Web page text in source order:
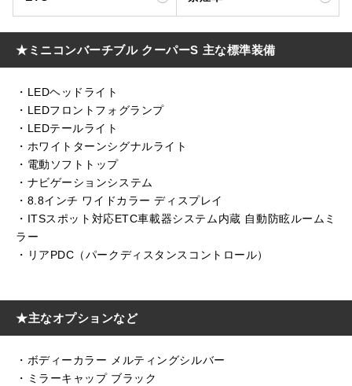
★ミニコンバーチブル クーパーS 主な標準装備
・LEDヘッドライト
・LEDフロントフォグランプ
・LEDテールライト
・ホワイトターンシグナルライト
・電動ソフトトップ
・ナビゲーションシステム
・8.8インチ ワイドカラー ディスプレイ
・ITSスポット対応ETC車載器システム内蔵 自動防眩ルームミ
ラー
・リアPDC（パークディスタンスコントロール）
★主なオプションなど
・ボディーカラー メルティングシルバー
・ミラーキャップ ブラック